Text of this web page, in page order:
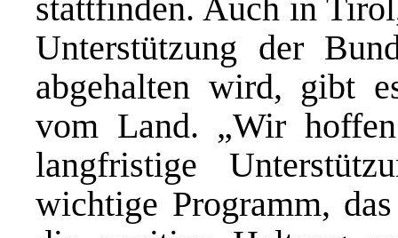
stattfinden. Auch in
Unterstützung der
abgehalten wird, gibt
vom Land. „Wir
langfristige
wichtige Programm,